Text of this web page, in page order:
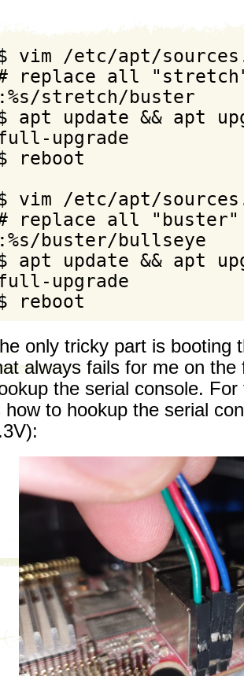
vim /etc/apt/
replace all
:%s/stretch/buster
apt update && apt
upgrade
reboot
vim /etc/apt/
replace all
:%s/buster/bullseye
apt update && apt
upgrade
reboot
only tricky part is booting
always fails for me on the
the serial console.
how to hookup the serial